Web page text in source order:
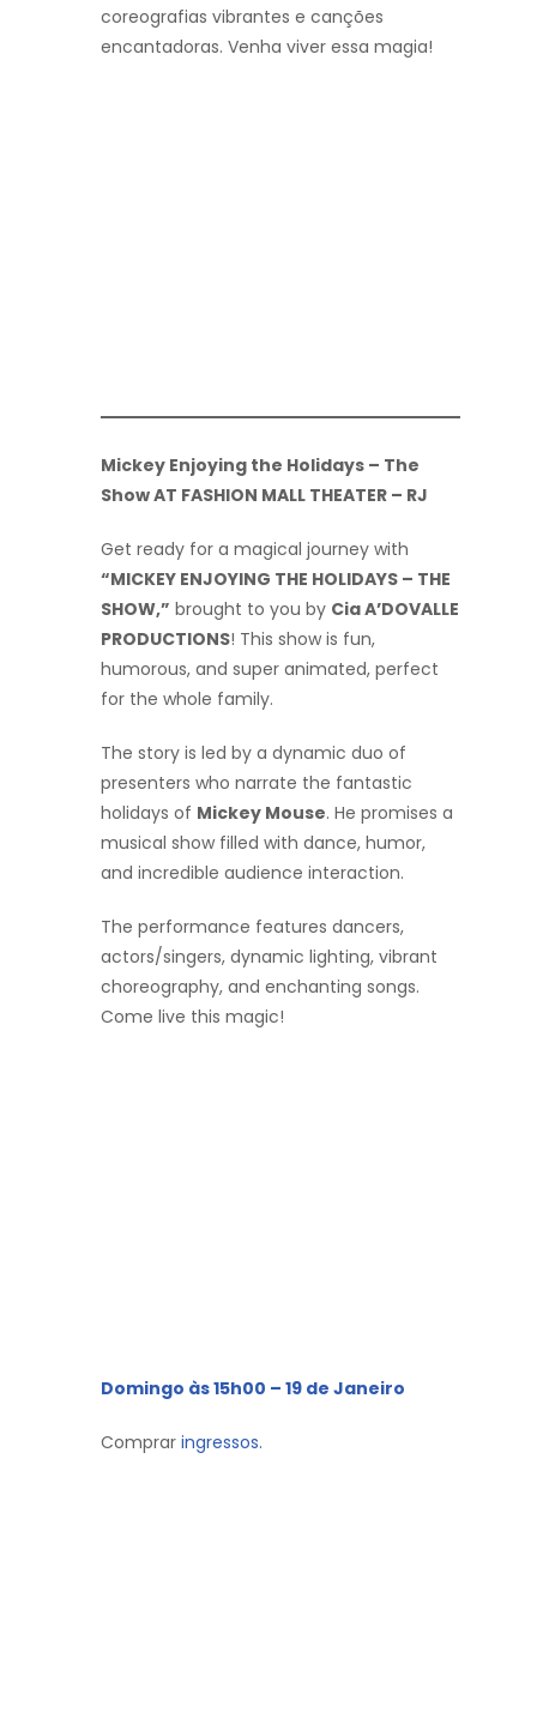
coreografias vibrantes e canções
encantadoras. Venha viver essa magia!
Mickey Enjoying the Holidays – The
Show AT FASHION MALL THEATER – RJ
Get ready for a magical journey with
“MICKEY ENJOYING THE HOLIDAYS – THE
SHOW,” brought to you by Cia A’DOVALLE
PRODUCTIONS! This show is fun,
humorous, and super animated, perfect
for the whole family.
The story is led by a dynamic duo of
presenters who narrate the fantastic
holidays of Mickey Mouse. He promises a
musical show filled with dance, humor,
and incredible audience interaction.
The performance features dancers,
actors/singers, dynamic lighting, vibrant
choreography, and enchanting songs.
Come live this magic!
Domingo às 15h00 – 19 de Janeiro
Comprar ingressos.